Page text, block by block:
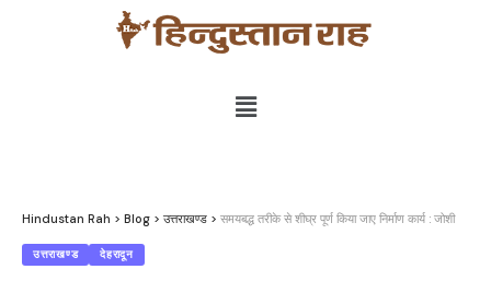
Hindustan Rah > Blog > उत्तराखण्ड > समयबद्ध तरीके से शीघ्र पूर्ण किया जाए निर्माण कार्य : जोशी
उत्तराखण्ड देहरादून